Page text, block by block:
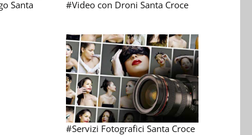
Santa
#Video con Droni Santa Croce
#Servizi Fotografici Santa Croce